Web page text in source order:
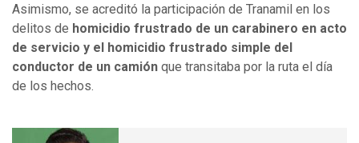
Asimismo, se acreditó la participación de Tranamil en los
delitos de homicidio frustrado de un carabinero en acto
de servicio y el homicidio frustrado simple del
conductor de un camión que transitaba por la ruta el día
de los hechos.